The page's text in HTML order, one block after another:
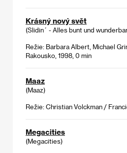
Krásný nový svět
(Slidin´ - Alles bunt und
Režie: Barbara Albert, Michael
Rakousko, 1998, 0 min
Maaz
(Maaz)
Režie: Christian Volckman /
Megacities
(Megacities)